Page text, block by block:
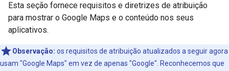
Esta seção fornece requisitos e diretrizes de atribuição
para mostrar o Google Maps e o conteúdo nos seus
aplicativos.
Observação: os requisitos de atribuição atualizados a seguir agora
usam "Google Maps" em vez de apenas "Google". Reconhecemos que